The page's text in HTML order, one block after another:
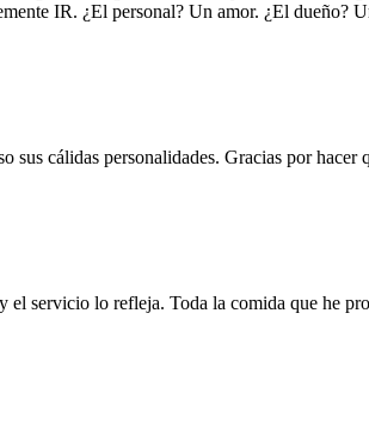
IR. ¿El personal? Un amor. ¿El dueño?
cálidas personalidades. Gracias por hacer
el servicio lo refleja. Toda la comida que he